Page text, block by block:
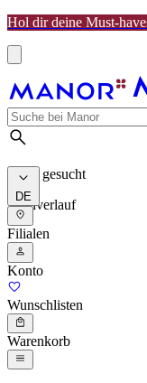
Hol dir deine Must-
Meist gesucht
Suchverlauf
DE
Filialen
Konto
Wunschlisten
Warenkorb